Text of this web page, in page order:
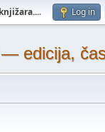
. Log in
edicija,